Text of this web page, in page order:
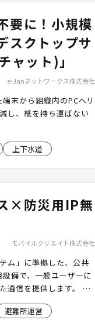
要に！小規模
スクトップサ
ャット)」
e-Janネットワークス株式会社
末から組織内のPCへリ
し、紙を持ち運ばない
上下水道
×防災用IP無
モバイルクリエイト株式会社
ム」に準拠した、公共
備で、一般ユーザーに
通信を提供します。 さ
え、災害時優先電話に
かつ円滑な通信を実現
避難所運営